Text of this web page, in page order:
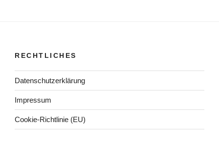
RECHTLICHES
Datenschutzerklärung
Impressum
Cookie-Richtlinie (EU)